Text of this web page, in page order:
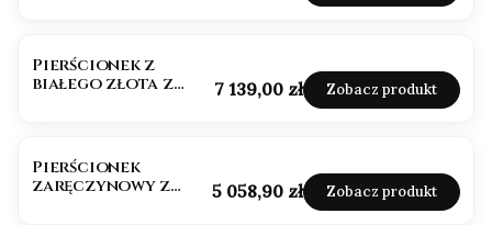
Pierścionek z
białego złota z
Cena
7 139,00 zł Zobacz produkt
Pierścionek
zaręczynowy z
Cena
5 058,90 zł Zobacz produkt